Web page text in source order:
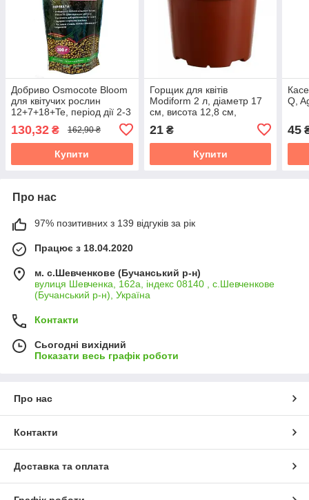
Добриво Osmocote Bloom
для квітучих рослин
12+7+18+Te, період дії 2-3
130,32 ₴ 162,90 ₴
Купити
Горщик для квітів
Мodiform 2 л, діаметр 17
см, висота 12,8 см,
(круглий)
21₴
Купити
Q,
45
Про нас
97% позитивних з 139 відгуків за рік
Працює з 18.04.2020
м. с.Шевченкове (Бучанський р-н)
вулиця Шевченка, 162а, індекс 08140 , с.Шевченкове
(Бучанський р-н), Україна
Контакти
Сьогодні вихідний
Показати весь графік роботи
Про нас
Контакти
Доставка та оплата